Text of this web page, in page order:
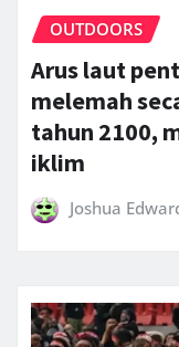
OUTDOORS
Arus laut
melemah
tahun 2100,
iklim
Joshua